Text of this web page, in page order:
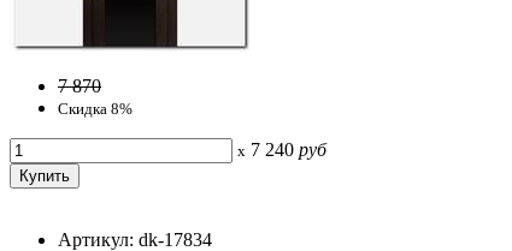
7 870
Скидка 8%
x 7 240 руб
Артикул: dk-17834